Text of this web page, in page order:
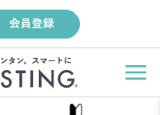
会員登録
タン、スマートに